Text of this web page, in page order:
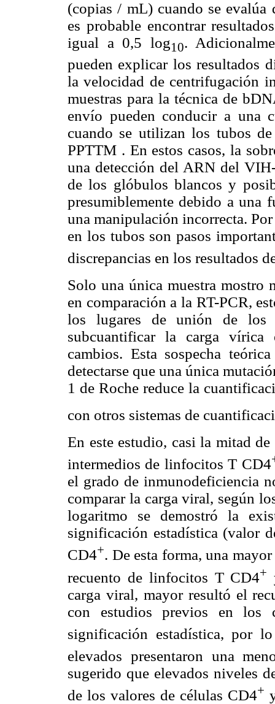
(copias / mL) cuando se evalúa
es probable encontrar
igual a 0,5 log10.
pueden explicar los resultados
la velocidad de centrifugación
muestras para la técnica de
envío pueden conducir a una
cuando se utilizan los tubos
PPTTM . En estos casos, la
una detección del ARN del
de los glóbulos blancos y
presumiblemente debido a una
una manipulación incorrecta.
en los tubos son pasos
discrepancias en los resultados
Solo una única muestra mostro
en comparación a la RT-PCR,
los lugares de unión de los
subcuantificar la carga
cambios. Esta sospecha
detectarse que una única
1 de Roche reduce la
con otros sistemas de
En este estudio, casi la mitad
intermedios de linfocitos T CD4
el grado de inmunodeficiencia
comparar la carga viral, según
logaritmo se demostró la
significación estadística (valor
CD4+. De esta forma, una
recuento de linfocitos T CD4+
carga viral, mayor resultó el
con estudios previos en los
significación estadística, por
elevados presentaron una
sugerido que elevados niveles
de los valores de células CD4+